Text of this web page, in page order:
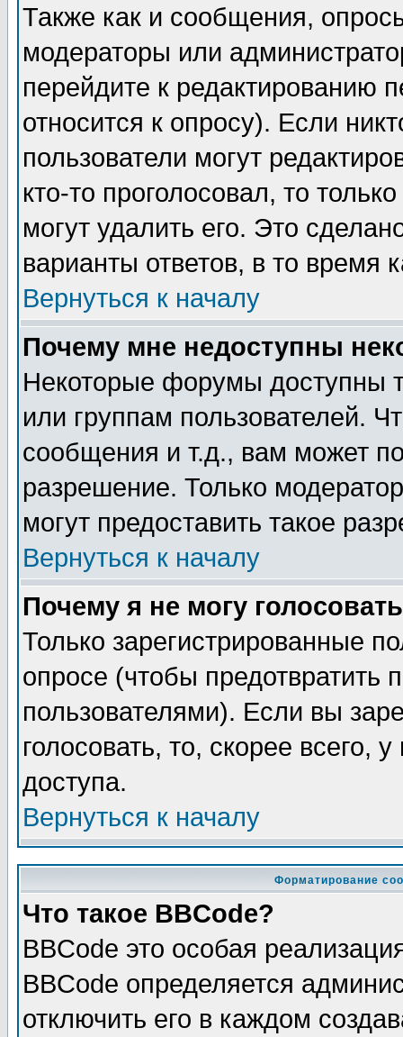
Также как и сообщения,
модераторы или
перейдите к редактированию
относится к опросу). Если
пользователи могут
кто-то проголосовал, то
могут удалить его. Это
варианты ответов, в то время
Вернуться к началу
Почему мне недоступны
Некоторые форумы доступны
или группам пользователей.
сообщения и т.д., вам может
разрешение. Только
могут предоставить такое
Вернуться к началу
Почему я не могу
Только зарегистрированные
опросе (чтобы предотвратить
пользователями). Если вы
голосовать, то, скорее всего,
доступа.
Вернуться к началу
Форматирование
Что такое BBCode?
BBCode это особая
BBCode определяется
отключить его в каждом